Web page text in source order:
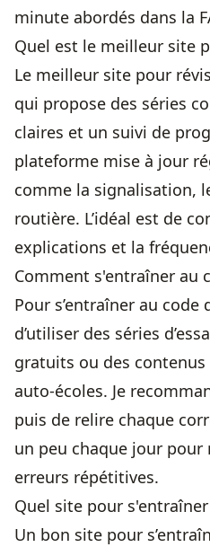
minute abordés dans la
Quel est le meilleur site
Le meilleur site pour
qui propose des séries
claires et un suivi de
plateforme mise à jour
comme la signalisation,
routière. L’idéal est de
explications et la
Comment s'entraîner au
Pour s’entraîner au
d’utiliser des séries
gratuits ou des
auto-écoles. Je
puis de relire chaque
un peu chaque jour
erreurs répétitives.
Quel site pour
Un bon site pour